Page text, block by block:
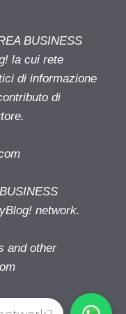
BUSINESS
la cui rete
di informazione
di
network.
and other